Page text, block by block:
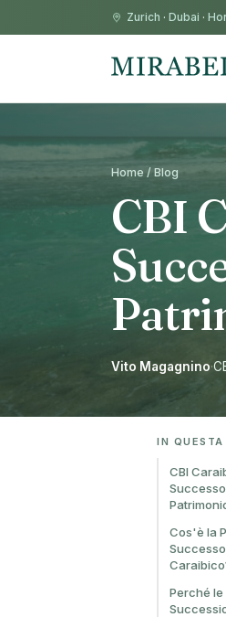
Zurich · Dubai ·
Home / Blog
CBI
Vito Magagnino·
IN
CBI
Cos'è la
Perché le